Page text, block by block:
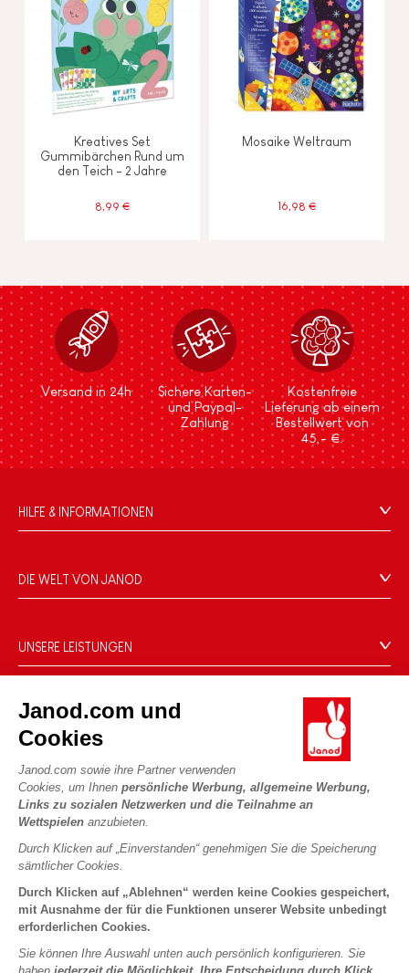
Janod.com und
Cookies
Janod.com sowie ihre Partner verwenden
Cookies, um Ihnen persönliche Werbung, allgemeine Werbung,
Links zu sozialen Netzwerken und die Teilnahme an
Wettspielen anzubieten.
Durch Klicken auf „Einverstanden“ genehmigen Sie die Speicherung
sämtlicher Cookies.
Durch Klicken auf „Ablehnen“ werden keine Cookies gespeichert,
mit Ausnahme der für die Funktionen unserer Website unbedingt
erforderlichen Cookies.
Sie können Ihre Auswahl unten auch persönlich konfigurieren. Sie
haben jederzeit die Möglichkeit, Ihre Entscheidung durch Klick
Kreatives Set
Gummibärchen Rund um
den Teich - 2 Jahre
8,99 €
Mosaike Weltraum
16,98 €
Versand in 24h
Sichere Karten-
und Paypal-
Zahlung
Kostenfreie
Lieferung ab einem
Bestellwert von
45,- €.
HILFE & INFORMATIONEN
FAQ
Kontakt
Produktrückruf
Persönliche daten
Cookies
Bedingungen für Angebote
Nutzungsbedingungen #YesJanod
DIE WELT VON JANOD
Unsere Expertise
CSR-Verpflichtungen
UNSERE LEISTUNGEN
Sicheres Bezahlen
Lieferbedingungen
Videos
Lose Stücke
Kinderaktivitäten zum Download
PROFESSIONAL
Pressekontakte
FOLGEN SIE UNS
Copyright © 2026 Janod - Alle Rechte vorbehalten -Rechtliche